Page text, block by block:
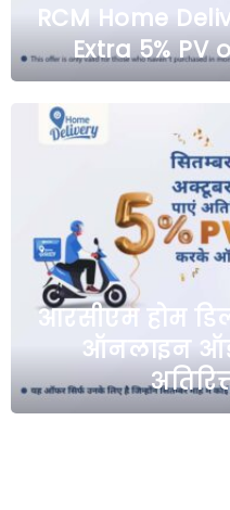
RCM Home
Extra 5% PV
आरसीएम होम
ऑनलाइन